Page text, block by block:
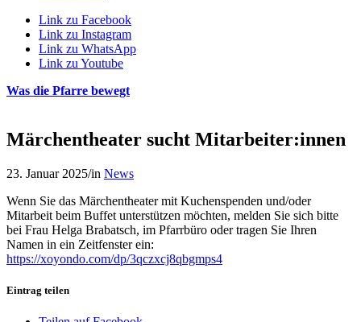
Link zu Facebook
Link zu Instagram
Link zu WhatsApp
Link zu Youtube
Was die Pfarre bewegt
Märchentheater sucht Mitarbeiter:innen
23. Januar 2025/in News
Wenn Sie das Märchentheater mit Kuchenspenden und/oder
Mitarbeit beim Buffet unterstützen möchten, melden Sie sich bitte
bei Frau Helga Brabatsch, im Pfarrbüro oder tragen Sie Ihren
Namen in ein Zeitfenster ein:
https://xoyondo.com/dp/3qczxcj8qbgmps4
Eintrag teilen